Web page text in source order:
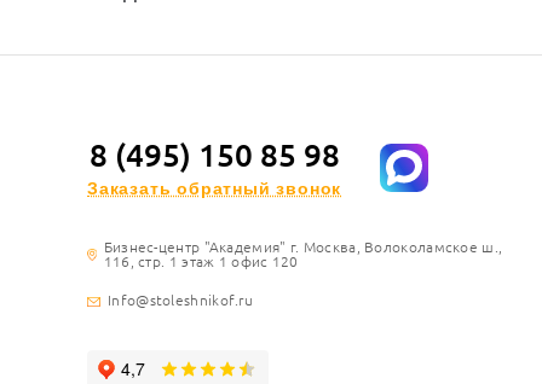
8 (495) 150 85 98
Заказать обратный звонок
Бизнес-центр "Академия" г. Москва, Волоколамское ш.,
116, стр. 1 этаж 1 офис 120
Info@stoleshnikof.ru